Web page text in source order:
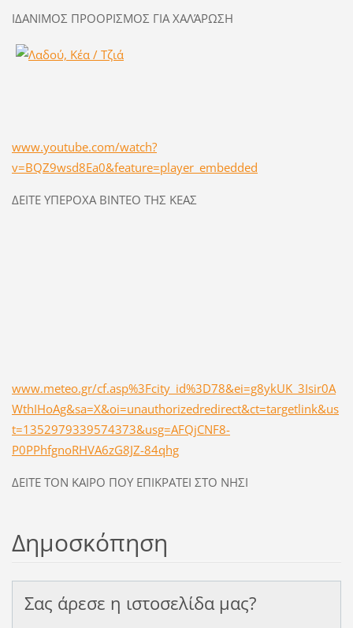
ΙΔΑΝΙΜΟΣ ΠΡΟΟΡΙΣΜΟΣ ΓΙΑ ΧΑΛΆΡΩΣΗ
www.youtube.com/watch?
v=BQZ9wsd8Ea0&feature=player_embedded
ΔΕΙΤΕ ΥΠΕΡΟΧΑ ΒΙΝΤΕΟ ΤΗΣ ΚΕΑΣ
www.meteo.gr/cf.asp%3Fcity_id%3D78&ei=g8ykUK_3Isir0A
WthIHoAg&sa=X&oi=unauthorizedredirect&ct=targetlink&us
t=1352979339574373&usg=AFQjCNF8-
P0PPhfgnoRHVA6zG8JZ-84qhg
ΔΕΙΤΕ ΤΟΝ ΚΑΙΡΟ ΠΟΥ ΕΠΙΚΡΑΤΕΙ ΣΤΟ ΝΗΣΙ
Δημοσκόπηση
Σας άρεσε η ιστοσελίδα μας?